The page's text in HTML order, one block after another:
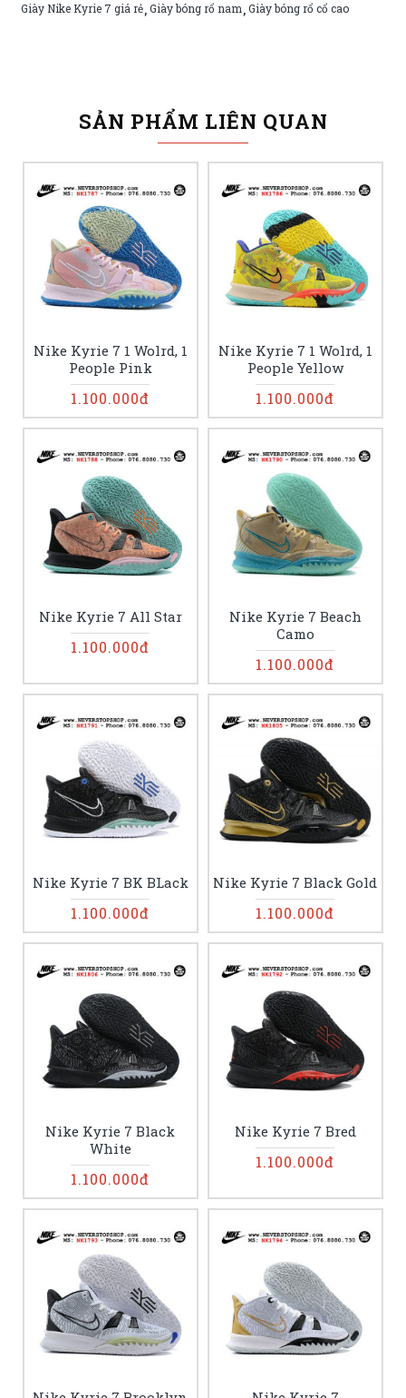
Giày Nike Kyrie 7 giá rẻ,Giày bóng rổ nam,Giày bóng rổ cổ cao
SẢN PHẨM LIÊN QUAN
Nike Kyrie 7 1 Wolrd, 1
People Pink
1.100.000đ
Nike Kyrie 7 1 Wolrd, 1
People Yellow
1.100.000đ
Nike Kyrie 7 All Star
1.100.000đ
Nike Kyrie 7 Beach
Camo
1.100.000đ
Nike Kyrie 7 BK BLack
1.100.000đ
Nike Kyrie 7 Black Gold
1.100.000đ
Nike Kyrie 7 Black
White
1.100.000đ
Nike Kyrie 7 Bred
1.100.000đ